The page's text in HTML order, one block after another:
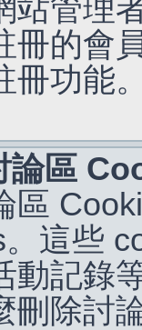
站管理
冊的會
冊功能
論區
區
這些
動記錄
刪除討